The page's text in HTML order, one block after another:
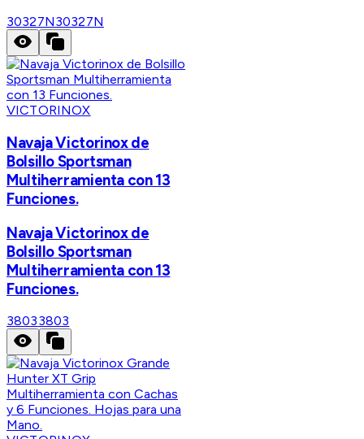
30327N30327N
VICTORINOX
Navaja Victorinox de
Bolsillo Sportsman
Multiherramienta con 13
Funciones.
Navaja Victorinox de
Bolsillo Sportsman
Multiherramienta con 13
Funciones.
38033803